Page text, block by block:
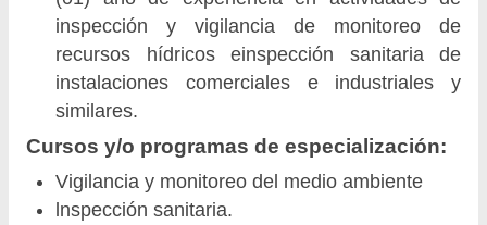
inspección y vigilancia de monitoreo de
recursos hídricos einspección sanitaria de
instalaciones comerciales e industriales y
similares.
Cursos y/o programas de especialización:
Vigilancia y monitoreo del medio ambiente
lnspección sanitaria.